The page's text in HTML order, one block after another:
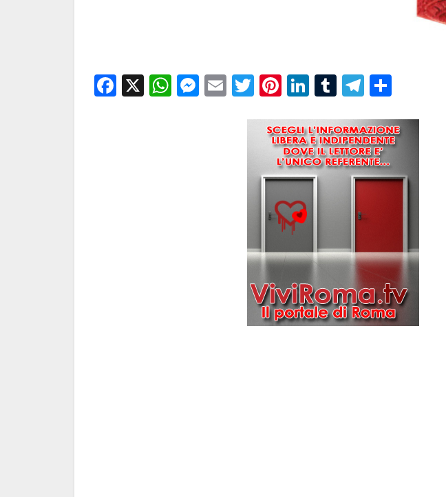
Facebook
X WhatsApp
Messenger
EmailTwitter
Pinterest
LinkedIn
TumblrTelegram